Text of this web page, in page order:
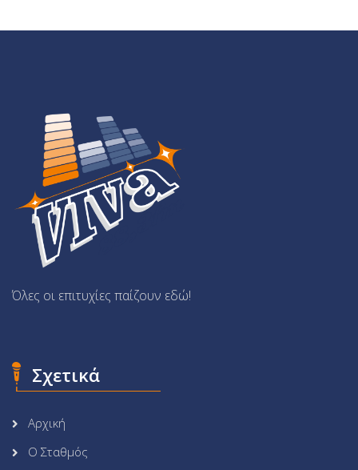
Όλες οι επιτυχίες παίζουν εδώ!
Σχετικά
Αρχική
Ο Σταθμός